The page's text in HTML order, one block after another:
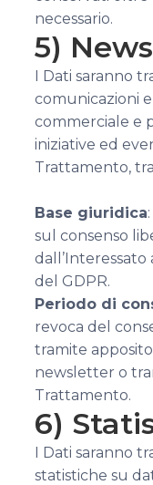
necessario.
5)
I Dati saranno
comunicazioni
commerciale e
iniziative ed
Trattamento,
Base giuridica
sul consenso
dall’Interessato
del GDPR.
Periodo di
revoca del
tramite
newsletter o
Trattamento.
6)
I Dati saranno
statistiche su